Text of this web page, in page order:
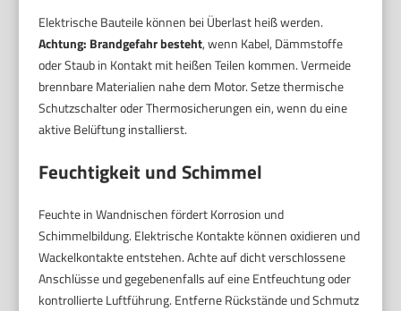
Elektrische Bauteile können bei Überlast heiß werden.
Achtung: Brandgefahr besteht, wenn Kabel, Dämmstoffe
oder Staub in Kontakt mit heißen Teilen kommen. Vermeide
brennbare Materialien nahe dem Motor. Setze thermische
Schutzschalter oder Thermosicherungen ein, wenn du eine
aktive Belüftung installierst.
Feuchtigkeit und Schimmel
Feuchte in Wandnischen fördert Korrosion und
Schimmelbildung. Elektrische Kontakte können oxidieren und
Wackelkontakte entstehen. Achte auf dicht verschlossene
Anschlüsse und gegebenenfalls auf eine Entfeuchtung oder
kontrollierte Luftführung. Entferne Rückstände und Schmutz